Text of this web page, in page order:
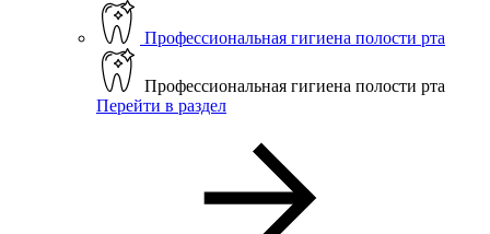
Профессиональная гигиена полости рта
Профессиональная гигиена полости рта
Перейти в раздел